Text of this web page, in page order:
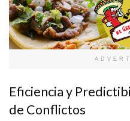
Eficiencia y
de Conflictos